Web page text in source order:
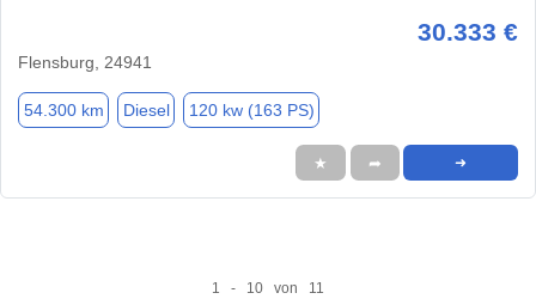
30.333 €
Flensburg, 24941
54.300 km Diesel 120 kw (163 PS)
★ ➦ ➜
1 - 10 von 11